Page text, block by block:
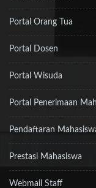
Portal Orang Tua
Portal Dosen
Portal Wisuda
Portal Penerimaan
Pendaftaran
Prestasi Mahasiswa
Webmail Staff